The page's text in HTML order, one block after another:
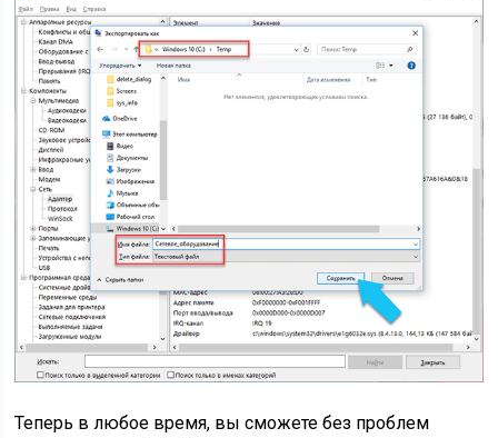
Теперь в любое время, вы сможете без проблем